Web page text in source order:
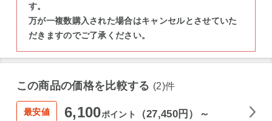
す。
万が一複数購入された場合はキャンセルとさせていた
だきますのでご了承ください。
この商品の価格を比較する (2)件
最安値 6,100ポイント （27,450円）～